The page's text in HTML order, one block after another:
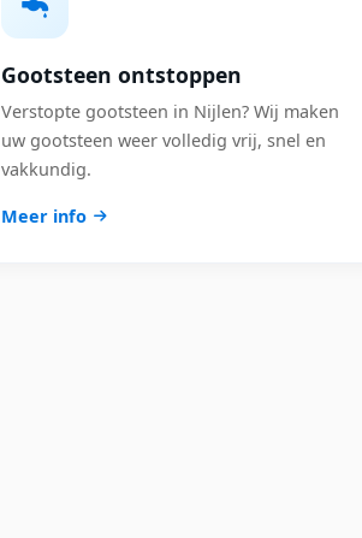
Gootsteen ontstoppen
Verstopte gootsteen in Nijlen? Wij maken
uw gootsteen weer volledig vrij, snel en
vakkundig.
Meer info